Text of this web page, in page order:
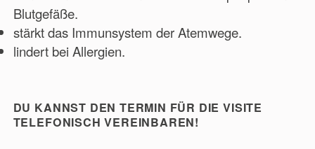
Blutgefäße.
stärkt das Immunsystem der Atemwege.
lindert bei Allergien.
DU KANNST DEN TERMIN FÜR DIE VISITE
TELEFONISCH VEREINBAREN!